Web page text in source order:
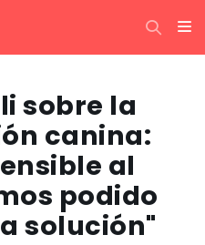
sobre la
canina:
al
podido
solución"